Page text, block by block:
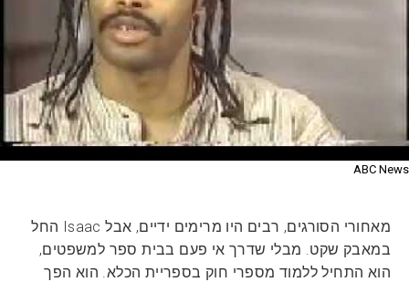
ABC News
מאחורי הסורגים, רבים היו מרימים ידיים, אבל Isaac החל
במאבק שקט. מבלי שדרך אי פעם בבית ספר למשפטים,
הוא התחיל ללמוד מספרי חוק בספריית הכלא. הוא הפך